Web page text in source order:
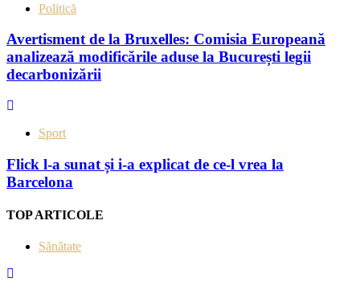
Politică
Avertisment de la Bruxelles: Comisia Europeană
analizează modificările aduse la București legii
decarbonizării
Sport
Flick l-a sunat și i-a explicat de ce-l vrea la
Barcelona
TOP ARTICOLE
Sănătate